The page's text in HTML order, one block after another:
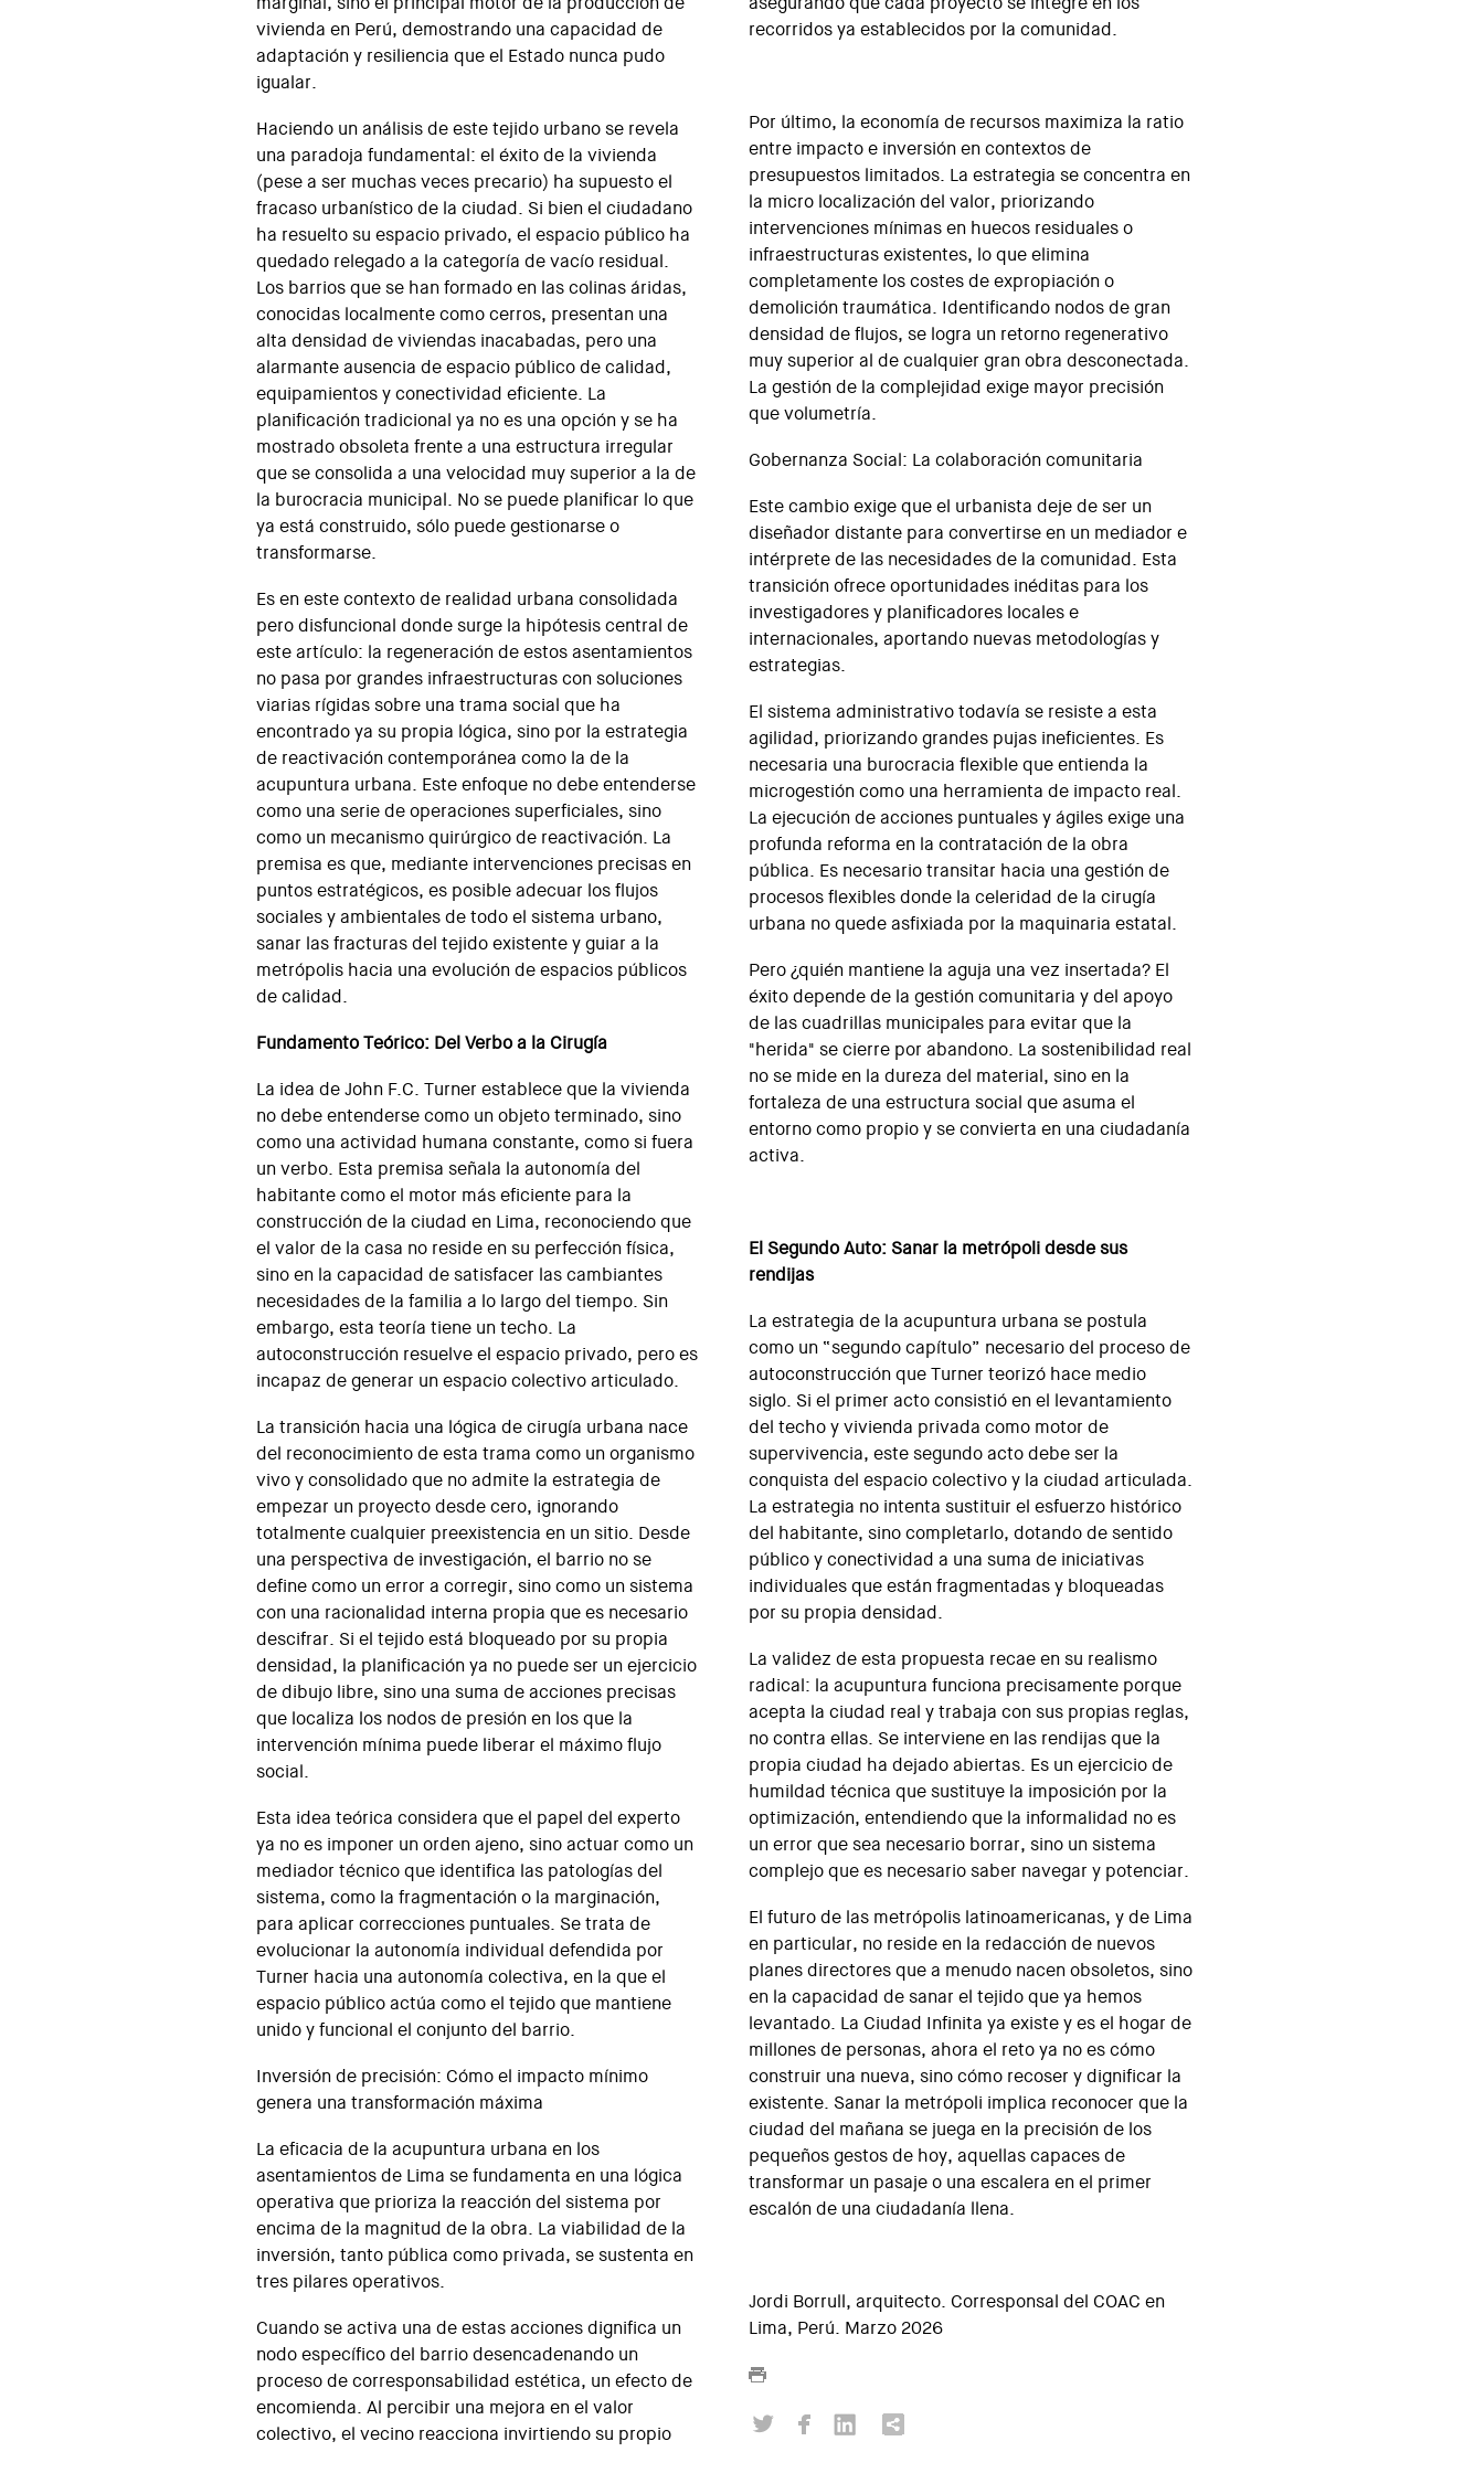
vivienda en Perú, demostrando una capacidad de
adaptación y resiliencia que el Estado nunca pudo
igualar.
Haciendo un análisis de este tejido urbano se revela
una paradoja fundamental: el éxito de la vivienda
(pese a ser muchas veces precario) ha supuesto el
fracaso urbanístico de la ciudad. Si bien el ciudadano
ha resuelto su espacio privado, el espacio público ha
quedado relegado a la categoría de vacío residual.
Los barrios que se han formado en las colinas áridas,
conocidas localmente como cerros, presentan una
alta densidad de viviendas inacabadas, pero una
alarmante ausencia de espacio público de calidad,
equipamientos y conectividad eficiente. La
planificación tradicional ya no es una opción y se ha
mostrado obsoleta frente a una estructura irregular
que se consolida a una velocidad muy superior a la de
la burocracia municipal. No se puede planificar lo que
ya está construido, sólo puede gestionarse o
transformarse.
Es en este contexto de realidad urbana consolidada
pero disfuncional donde surge la hipótesis central de
este artículo: la regeneración de estos asentamientos
no pasa por grandes infraestructuras con soluciones
viarias rígidas sobre una trama social que ha
encontrado ya su propia lógica, sino por la estrategia
de reactivación contemporánea como la de la
acupuntura urbana. Este enfoque no debe entenderse
como una serie de operaciones superficiales, sino
como un mecanismo quirúrgico de reactivación. La
premisa es que, mediante intervenciones precisas en
puntos estratégicos, es posible adecuar los flujos
sociales y ambientales de todo el sistema urbano,
sanar las fracturas del tejido existente y guiar a la
metrópolis hacia una evolución de espacios públicos
de calidad.
Fundamento Teórico: Del Verbo a la Cirugía
La idea de John F.C. Turner establece que la vivienda
no debe entenderse como un objeto terminado, sino
como una actividad humana constante, como si fuera
un verbo. Esta premisa señala la autonomía del
habitante como el motor más eficiente para la
construcción de la ciudad en Lima, reconociendo que
el valor de la casa no reside en su perfección física,
sino en la capacidad de satisfacer las cambiantes
necesidades de la familia a lo largo del tiempo. Sin
embargo, esta teoría tiene un techo. La
autoconstrucción resuelve el espacio privado, pero es
incapaz de generar un espacio colectivo articulado.
La transición hacia una lógica de cirugía urbana nace
del reconocimiento de esta trama como un organismo
vivo y consolidado que no admite la estrategia de
empezar un proyecto desde cero, ignorando
totalmente cualquier preexistencia en un sitio. Desde
una perspectiva de investigación, el barrio no se
define como un error a corregir, sino como un sistema
con una racionalidad interna propia que es necesario
descifrar. Si el tejido está bloqueado por su propia
densidad, la planificación ya no puede ser un ejercicio
de dibujo libre, sino una suma de acciones precisas
que localiza los nodos de presión en los que la
intervención mínima puede liberar el máximo flujo
social.
Esta idea teórica considera que el papel del experto
ya no es imponer un orden ajeno, sino actuar como un
mediador técnico que identifica las patologías del
sistema, como la fragmentación o la marginación,
para aplicar correcciones puntuales. Se trata de
evolucionar la autonomía individual defendida por
Turner hacia una autonomía colectiva, en la que el
espacio público actúa como el tejido que mantiene
unido y funcional el conjunto del barrio.
Inversión de precisión: Cómo el impacto mínimo
genera una transformación máxima
La eficacia de la acupuntura urbana en los
asentamientos de Lima se fundamenta en una lógica
operativa que prioriza la reacción del sistema por
encima de la magnitud de la obra. La viabilidad de la
inversión, tanto pública como privada, se sustenta en
tres pilares operativos.
Cuando se activa una de estas acciones dignifica un
nodo específico del barrio desencadenando un
proceso de corresponsabilidad estética, un efecto de
encomienda. Al percibir una mejora en el valor
colectivo, el vecino reacciona invirtiendo su propio
recorridos ya establecidos por la comunidad.
Por último, la economía de recursos maximiza la ratio
entre impacto e inversión en contextos de
presupuestos limitados. La estrategia se concentra en
la micro localización del valor, priorizando
intervenciones mínimas en huecos residuales o
infraestructuras existentes, lo que elimina
completamente los costes de expropiación o
demolición traumática. Identificando nodos de gran
densidad de flujos, se logra un retorno regenerativo
muy superior al de cualquier gran obra desconectada.
La gestión de la complejidad exige mayor precisión
que volumetría.
Gobernanza Social: La colaboración comunitaria
Este cambio exige que el urbanista deje de ser un
diseñador distante para convertirse en un mediador e
intérprete de las necesidades de la comunidad. Esta
transición ofrece oportunidades inéditas para los
investigadores y planificadores locales e
internacionales, aportando nuevas metodologías y
estrategias.
El sistema administrativo todavía se resiste a esta
agilidad, priorizando grandes pujas ineficientes. Es
necesaria una burocracia flexible que entienda la
microgestión como una herramienta de impacto real.
La ejecución de acciones puntuales y ágiles exige una
profunda reforma en la contratación de la obra
pública. Es necesario transitar hacia una gestión de
procesos flexibles donde la celeridad de la cirugía
urbana no quede asfixiada por la maquinaria estatal.
Pero ¿quién mantiene la aguja una vez insertada? El
éxito depende de la gestión comunitaria y del apoyo
de las cuadrillas municipales para evitar que la
"herida" se cierre por abandono. La sostenibilidad real
no se mide en la dureza del material, sino en la
fortaleza de una estructura social que asuma el
entorno como propio y se convierta en una ciudadanía
activa.
El Segundo Auto: Sanar la metrópoli desde sus
rendijas
La estrategia de la acupuntura urbana se postula
como un “segundo capítulo” necesario del proceso de
autoconstrucción que Turner teorizó hace medio
siglo. Si el primer acto consistió en el levantamiento
del techo y vivienda privada como motor de
supervivencia, este segundo acto debe ser la
conquista del espacio colectivo y la ciudad articulada.
La estrategia no intenta sustituir el esfuerzo histórico
del habitante, sino completarlo, dotando de sentido
público y conectividad a una suma de iniciativas
individuales que están fragmentadas y bloqueadas
por su propia densidad.
La validez de esta propuesta recae en su realismo
radical: la acupuntura funciona precisamente porque
acepta la ciudad real y trabaja con sus propias reglas,
no contra ellas. Se interviene en las rendijas que la
propia ciudad ha dejado abiertas. Es un ejercicio de
humildad técnica que sustituye la imposición por la
optimización, entendiendo que la informalidad no es
un error que sea necesario borrar, sino un sistema
complejo que es necesario saber navegar y potenciar.
El futuro de las metrópolis latinoamericanas, y de Lima
en particular, no reside en la redacción de nuevos
planes directores que a menudo nacen obsoletos, sino
en la capacidad de sanar el tejido que ya hemos
levantado. La Ciudad Infinita ya existe y es el hogar de
millones de personas, ahora el reto ya no es cómo
construir una nueva, sino cómo recoser y dignificar la
existente. Sanar la metrópoli implica reconocer que la
ciudad del mañana se juega en la precisión de los
pequeños gestos de hoy, aquellas capaces de
transformar un pasaje o una escalera en el primer
escalón de una ciudadanía llena.
Jordi Borrull, arquitecto. Corresponsal del COAC en
Lima, Perú. Marzo 2026